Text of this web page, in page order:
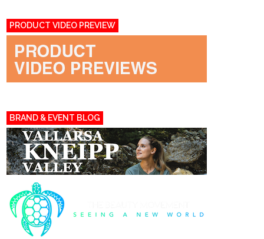
PRODUCT VIDEO PREVIEW
BRAND & EVENT BLOG